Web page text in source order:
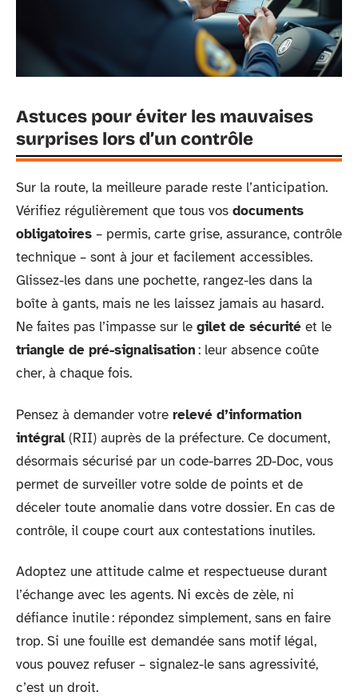
Astuces pour éviter les mauvaises
surprises lors d’un contrôle
Sur la route, la meilleure parade reste l’anticipation.
Vérifiez régulièrement que tous vos documents
obligatoires – permis, carte grise, assurance, contrôle
technique – sont à jour et facilement accessibles.
Glissez-les dans une pochette, rangez-les dans la
boîte à gants, mais ne les laissez jamais au hasard.
Ne faites pas l’impasse sur le gilet de sécurité et le
triangle de pré-signalisation: leur absence coûte
cher, à chaque fois.
Pensez à demander votre relevé d’information
intégral(RII) auprès de la préfecture. Ce document,
désormais sécurisé par un code-barres 2D-Doc, vous
permet de surveiller votre solde de points et de
déceler toute anomalie dans votre dossier. En cas de
contrôle, il coupe court aux contestations inutiles.
Adoptez une attitude calme et respectueuse durant
l’échange avec les agents. Ni excès de zèle, ni
défiance inutile : répondez simplement, sans en faire
trop. Si une fouille est demandée sans motif légal,
vous pouvez refuser – signalez-le sans agressivité,
c’est un droit.